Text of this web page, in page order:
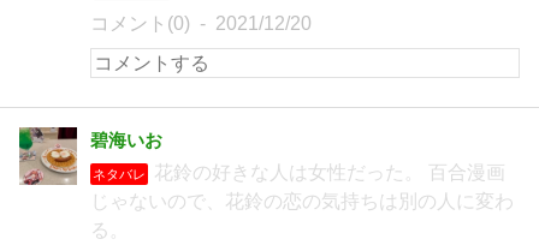
コメント(0) 2021/12/20
碧海いお
ネタバレ
花鈴の好きな人は女性だった。 百合漫画
じゃないので、花鈴の恋の気持ちは別の人に変わ
る。